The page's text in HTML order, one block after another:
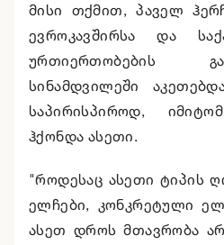
მისი თქმით, პაველ
ევროკავშირსა და
ურთიერთობების
სინამდვილეში
საპირისპიროდ,
ჰქონდა ასეთი.
"როდესაც ასეთი ტიპის
ელჩები, კონკრეტული
ასეთ დროს მთავრობა